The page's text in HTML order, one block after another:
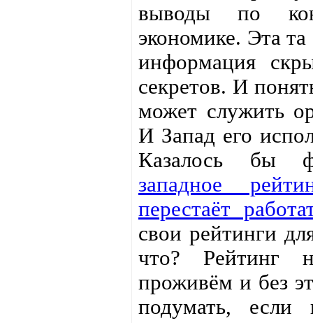
выводы по
экономике. Эта
информация
секретов. И
может служить
И Запад его
Казалось бы
западное
перестаёт
свои рейтинги
что? Рейтинг
проживём и без
подумать, если